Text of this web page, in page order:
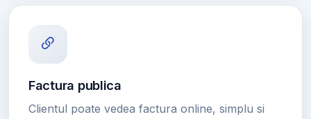
Factura publica
Clientul poate vedea factura online, simplu si